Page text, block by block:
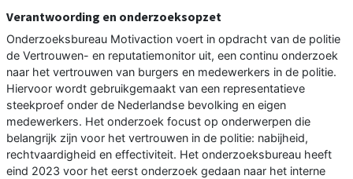
Verantwoording en onderzoeksopzet
Onderzoeksbureau Motivaction voert in opdracht van de politie
de Vertrouwen- en reputatiemonitor uit, een continu onderzoek
naar het vertrouwen van burgers en medewerkers in de politie.
Hiervoor wordt gebruikgemaakt van een representatieve
steekproef onder de Nederlandse bevolking en eigen
medewerkers. Het onderzoek focust op onderwerpen die
belangrijk zijn voor het vertrouwen in de politie: nabijheid,
rechtvaardigheid en effectiviteit. Het onderzoeksbureau heeft
eind 2023 voor het eerst onderzoek gedaan naar het interne